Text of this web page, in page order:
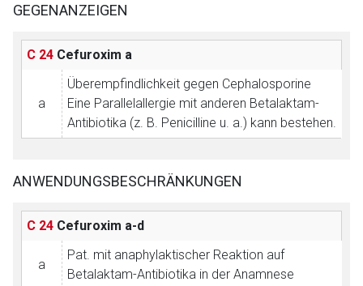
GEGENANZEIGEN
C 24 Cefuroxim a
a
Überempfindlichkeit gegen Cephalosporine
Eine Parallelallergie mit anderen Betalaktam-
Antibiotika (z. B. Penicilline u. a.) kann bestehen.
ANWENDUNGSBESCHRÄNKUNGEN
C 24 Cefuroxim a-d
a
Pat. mit anaphylaktischer Reaktion auf
Betalaktam-Antibiotika in der Anamnese